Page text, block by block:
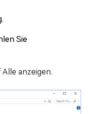
Sie
anzeigen.